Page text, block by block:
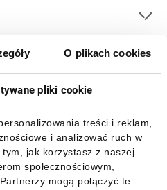
O plikach cookies
pliki cookie
treści i reklam,
i analizować ruch w
jak korzystasz z naszej
społecznościowym,
mogą połączyć te